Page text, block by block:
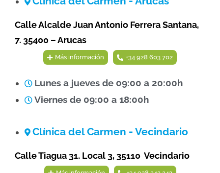
Calle Alcalde Juan Antonio Ferrera Santana,
7. 35400 – Arucas
Más información +34 928 603 702
Lunes a jueves de 09:00 a 20:00h
Viernes de 09:00 a 18:00h
Clínica del Carmen - Vecindario
Calle Tiagua 31. Local 3, 35110 Vecindario